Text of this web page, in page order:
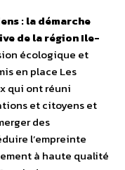
: la démarche
de la région Ile-
écologique et
en place Les
qui ont réuni
et citoyens et
des
l’empreinte
à haute qualité